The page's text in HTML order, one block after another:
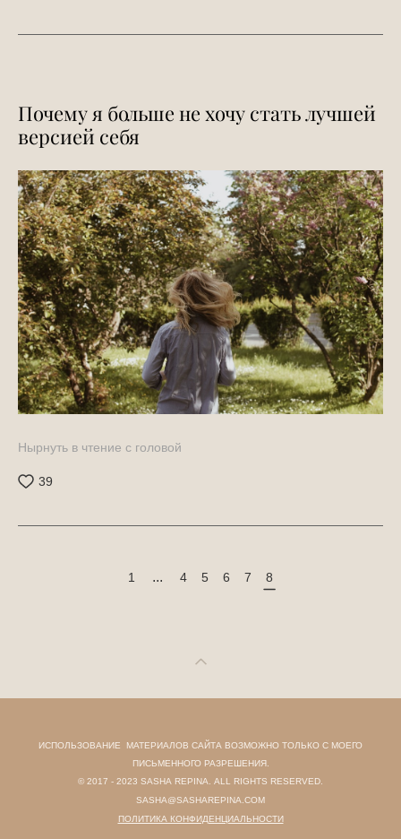
Почему я больше не хочу стать лучшей
версией себя
Нырнуть в чтение c головой
39
1 ... 4 5 6 7 8
ИСПОЛЬЗОВАНИЕ МАТЕРИАЛОВ САЙТА ВОЗМОЖНО ТОЛЬКО С МОЕГО
ПИСЬМЕННОГО РАЗРЕШЕНИЯ.
© 2017 - 2023 SASHA REPINA. ALL RIGHTS RESERVED.
SASHA@SASHAREPINA.COM
ПОЛИТИКА КОНФИДЕНЦИАЛЬНОСТИ